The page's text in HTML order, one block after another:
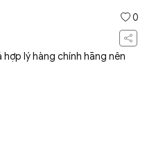
0
lý hàng chính hãng nên